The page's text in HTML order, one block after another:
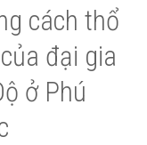
cách thổ
đại gia
ở Phú